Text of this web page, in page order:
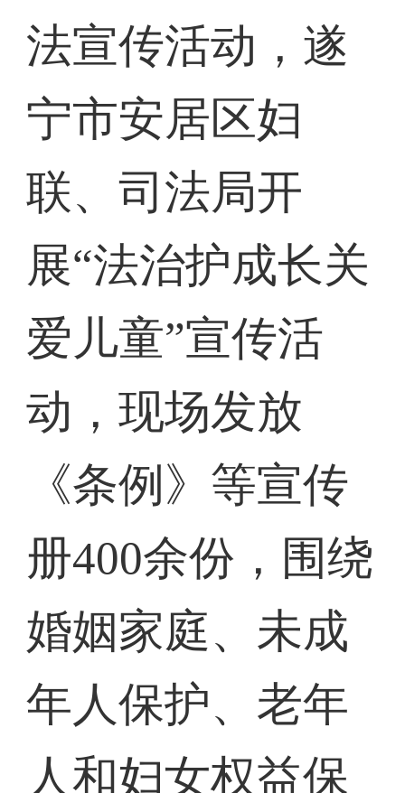
法宣传活动，遂
宁市安居区妇
联、司法局开
展“法治护成长关
爱儿童”宣传活
动，现场发放
《条例》等宣传
册400余份，围绕
婚姻家庭、未成
年人保护、老年
人和妇女权益保